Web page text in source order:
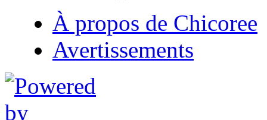
À propos de Chicoree
Avertissements